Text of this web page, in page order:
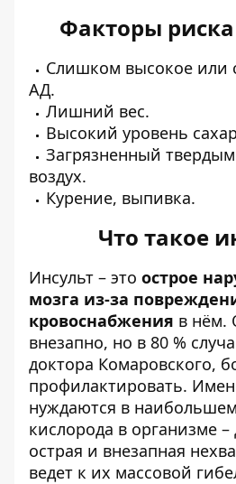
Факторы
Слишком высокое или
АД.
Лишний вес.
Высокий уровень
Загрязненный
воздух.
Курение, выпивка.
Что такое
Инсульт – это острое
мозга из-за
кровоснабжения в нём.
внезапно, но в 80 %
доктора Комаровского,
профилактировать.
нуждаются в
кислорода в организме –
острая и внезапная
ведет к их массовой